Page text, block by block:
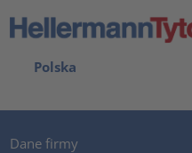
Polska
Dane firmy